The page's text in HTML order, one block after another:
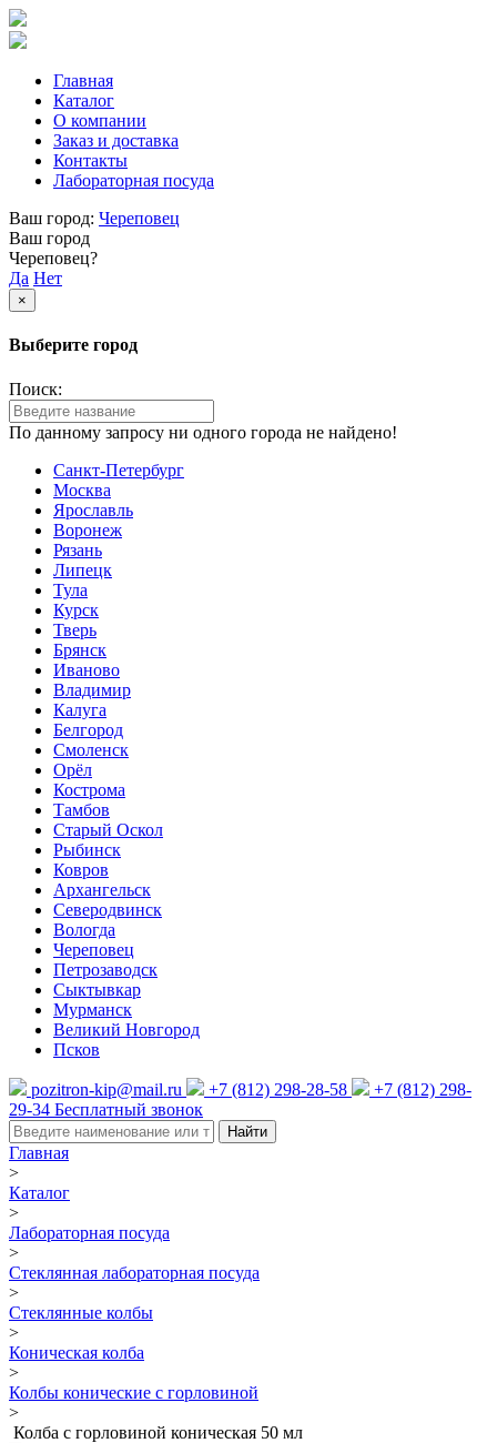
Главная
Каталог
О компании
Заказ и доставка
Контакты
Лабораторная посуда
Ваш город: Череповец
Ваш город
Череповец?
Да Нет
×
Выберите город
Поиск:
По данному запросу ни одного города не найдено!
Санкт-Петербург
Москва
Ярославль
Воронеж
Рязань
Липецк
Тула
Курск
Тверь
Брянск
Иваново
Владимир
Калуга
Белгород
Смоленск
Орёл
Кострома
Тамбов
Старый Оскол
Рыбинск
Ковров
Архангельск
Северодвинск
Вологда
Череповец
Петрозаводск
Сыктывкар
Мурманск
Великий Новгород
Псков
pozitron-kip@mail.ru +7 (812) 298-28-58
+7 (812) 298-
29-34 Бесплатный звонок
Найти
Главная
>
Каталог
>
Лабораторная посуда
>
Стеклянная лабораторная посуда
>
Стеклянные колбы
>
Коническая колба
>
Колбы конические с горловиной
>
Колба с горловиной коническая 50 мл